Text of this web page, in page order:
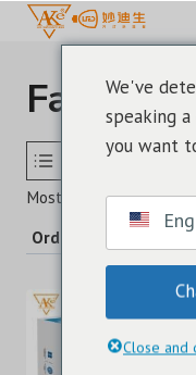
Saltar
Faros
SELECCIONE
Mostrando 31–45 de
We've
speaking
you want
Close and